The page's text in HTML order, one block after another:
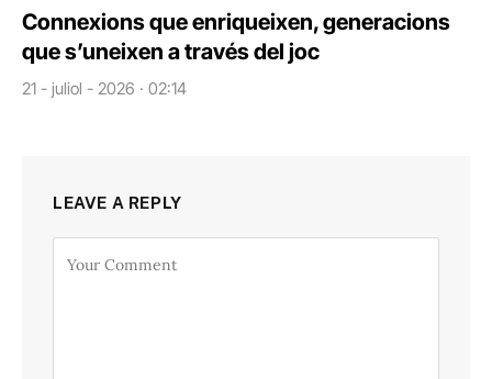
Connexions que enriqueixen, generacions
que s’uneixen a través del joc
21 - juliol - 2026 · 02:14
LEAVE A REPLY